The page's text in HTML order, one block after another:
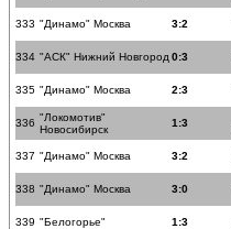
333 "Динамо" Москва 3:2
334 "АСК" Нижний Новгород 0:3
335 "Динамо" Москва 2:3
336 "Локомотив"
Новосибирск
1:3
337 "Динамо" Москва 3:2
338 "Динамо" Москва 3:0
339 "Белогорье" 1:3